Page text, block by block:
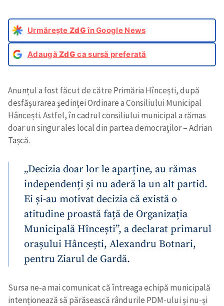
Urmărește ZdGîn Google News
AdaugăZdG ca sursă preferată
Anunțul a fost făcut de către Primăria Hîncești, după
desfășurarea ședinței Ordinare a Consiliului Municipal
Hâncești. Astfel, în cadrul consiliului municipal a rămas
doar un singur ales local din partea democraților – Adrian
Tașcă.
„Decizia doar lor le aparține, au rămas
independenți și nu aderă la un alt partid.
Ei și-au motivat decizia că există o
atitudine proastă față de Organizația
Municipală Hîncești”, a declarat primarul
orașului Hâncești, Alexandru Botnari,
pentru Ziarul de Gardă.
Sursa ne-a mai comunicat că întreaga echipă municipală
intenționează să părăsească rândurile PDM-ului și nu-și